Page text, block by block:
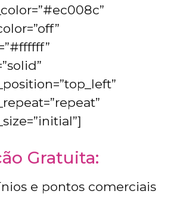
Gratuita:
e pontos comerciais